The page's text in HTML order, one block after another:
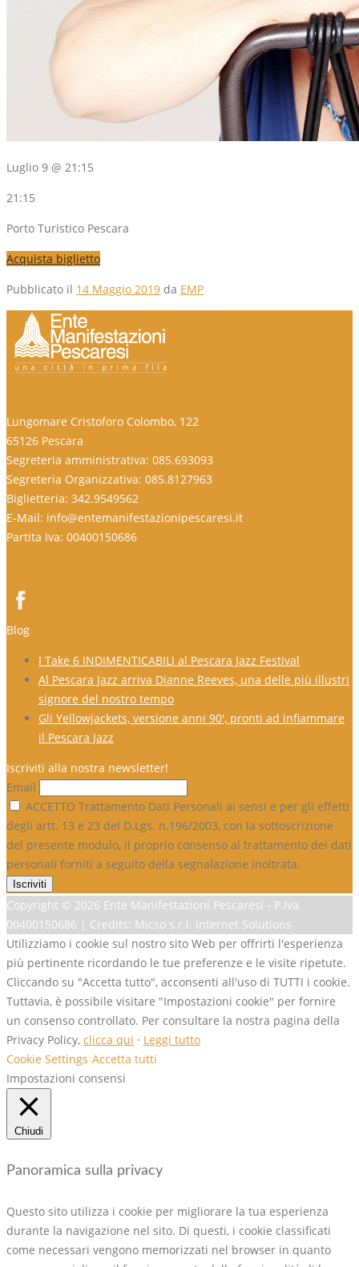
Luglio 9 @ 21:15
21:15
Porto Turistico Pescara
Acquista biglietto
Pubblicato il 14 Maggio 2019 da EMP
Lungomare Cristoforo Colombo, 122
65126 Pescara
Segreteria amministrativa: 085.693093
Segreteria Organizzativa: 085.8127963
Biglietteria: 342.9549562
E-Mail: info@entemanifestazionipescaresi.it
Partita Iva: 00400150686
Blog
I Take 6 INDIMENTICABILI al Pescara Jazz Festival
Al Pescara Jazz arriva Dianne Reeves, una delle più illustri
signore del nostro tempo
Gli Yellowjackets, versione anni 90′, pronti ad infiammare
il Pescara Jazz
Iscriviti alla nostra newsletter!
Email
ACCETTO Trattamento Dati Personali ai sensi e per gli effetti
degli artt. 13 e 23 del D.Lgs. n.196/2003, con la sottoscrizione
del presente modulo, il proprio consenso al trattamento dei dati
personali forniti a seguito della segnalazione inoltrata.
Copyright © 2026 Ente Manifestazioni Pescaresi - P.Iva
00400150686 | Credits: Micso s.r.l. Internet Solutions
Utilizziamo i cookie sul nostro sito Web per offrirti l'esperienza
più pertinente ricordando le tue preferenze e le visite ripetute.
Cliccando su "Accetta tutto", acconsenti all'uso di TUTTI i cookie.
Tuttavia, è possibile visitare "Impostazioni cookie" per fornire
un consenso controllato. Per consultare la nostra pagina della
Privacy Policy, clicca qui · Leggi tutto
Cookie Settings Accetta tutti
Impostazioni consensi
Chiudi
Panoramica sulla privacy
Questo sito utilizza i cookie per migliorare la tua esperienza
durante la navigazione nel sito. Di questi, i cookie classificati
come necessari vengono memorizzati nel browser in quanto